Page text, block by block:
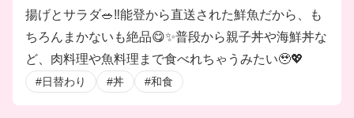
揚げとサラダ🥗‼️能登から直送された鮮魚だから、も
ちろんまかないも絶品😋✨普段から親子丼や海鮮丼な
ど、肉料理や魚料理まで食べれちゃうみたい🥹💖
#日替わり #丼 #和食